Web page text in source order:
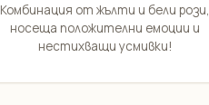
Комбинация от жълти и бели рози,
носеща положителни емоции и
нестихващи усмивки!